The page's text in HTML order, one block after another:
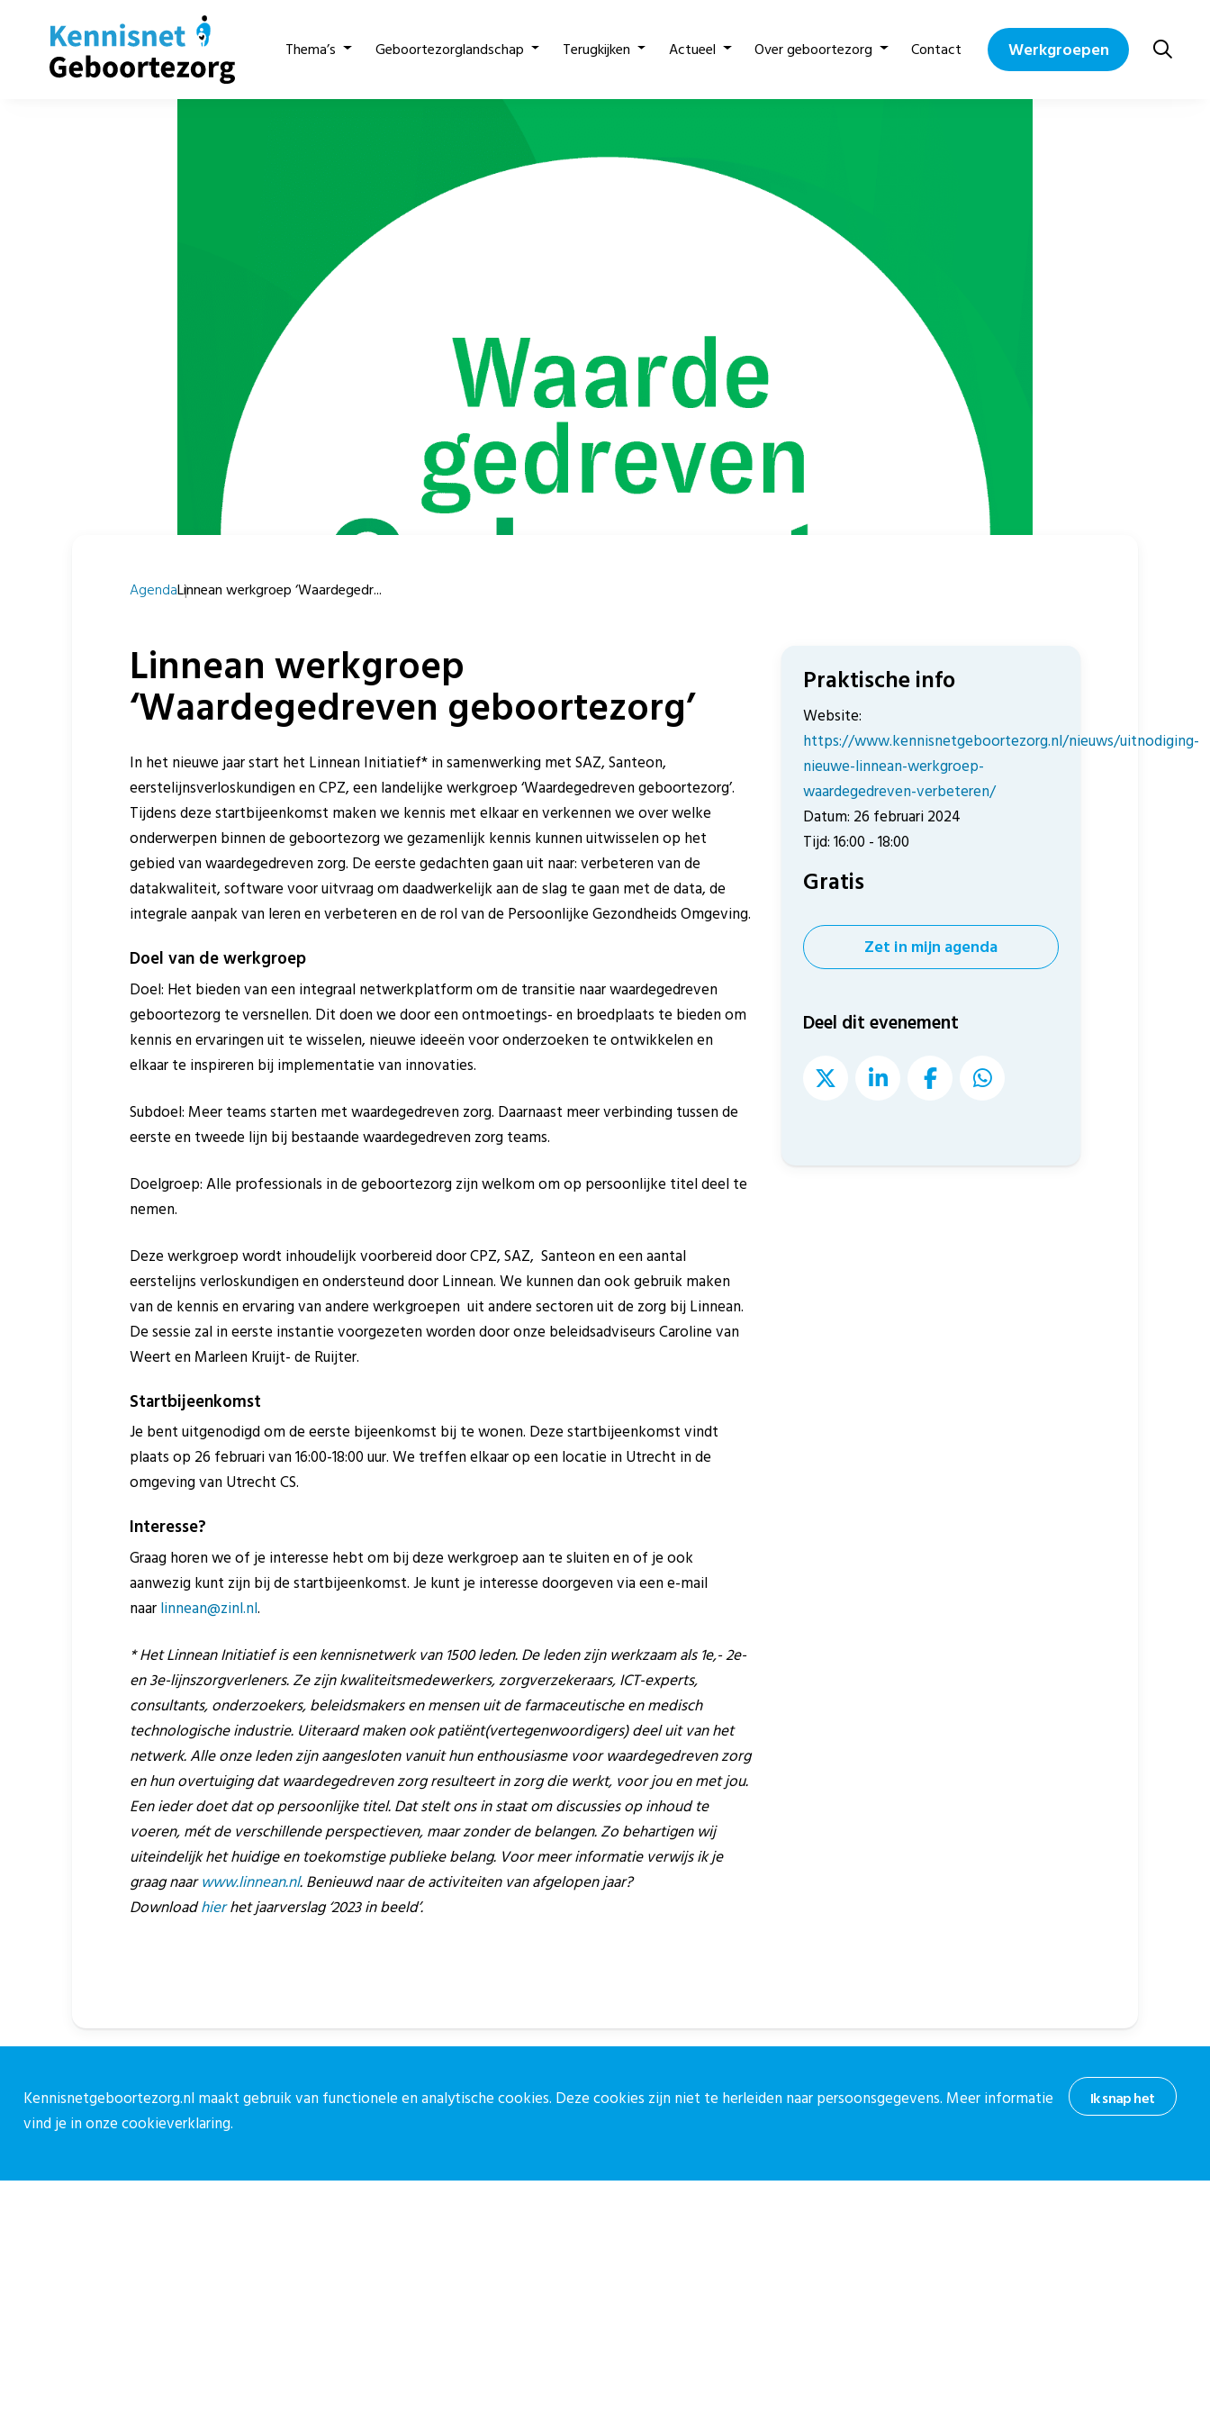
Thema’s Geboortezorglandschap Terugkijken Actueel Over geboortezorg Contact Werkgroepen
AgendaLinnean werkgroep ‘Waardegedr...
Linnean werkgroep
‘Waardegedreven geboortezorg’
In het nieuwe jaar start het Linnean Initiatief* in samenwerking met SAZ, Santeon,
eerstelijnsverloskundigen en CPZ, een landelijke werkgroep ‘Waardegedreven geboortezorg’.
Tijdens deze startbijeenkomst maken we kennis met elkaar en verkennen we over welke
onderwerpen binnen de geboortezorg we gezamenlijk kennis kunnen uitwisselen op het
gebied van waardegedreven zorg. De eerste gedachten gaan uit naar: verbeteren van de
datakwaliteit, software voor uitvraag om daadwerkelijk aan de slag te gaan met de data, de
integrale aanpak van leren en verbeteren en de rol van de Persoonlijke Gezondheids Omgeving.
Doel van de werkgroep
Doel: Het bieden van een integraal netwerkplatform om de transitie naar waardegedreven
geboortezorg te versnellen. Dit doen we door een ontmoetings- en broedplaats te bieden om
kennis en ervaringen uit te wisselen, nieuwe ideeën voor onderzoeken te ontwikkelen en
elkaar te inspireren bij implementatie van innovaties.
Subdoel: Meer teams starten met waardegedreven zorg. Daarnaast meer verbinding tussen de
eerste en tweede lijn bij bestaande waardegedreven zorg teams.
Doelgroep: Alle professionals in de geboortezorg zijn welkom om op persoonlijke titel deel te
nemen.
Deze werkgroep wordt inhoudelijk voorbereid door CPZ, SAZ, Santeon en een aantal
eerstelijns verloskundigen en ondersteund door Linnean. We kunnen dan ook gebruik maken
van de kennis en ervaring van andere werkgroepen uit andere sectoren uit de zorg bij Linnean.
De sessie zal in eerste instantie voorgezeten worden door onze beleidsadviseurs Caroline van
Weert en Marleen Kruijt- de Ruijter.
Startbijeenkomst
Je bent uitgenodigd om de eerste bijeenkomst bij te wonen. Deze startbijeenkomst vindt
plaats op 26 februari van 16:00-18:00 uur. We treffen elkaar op een locatie in Utrecht in de
omgeving van Utrecht CS.
Interesse?
Graag horen we of je interesse hebt om bij deze werkgroep aan te sluiten en of je ook
aanwezig kunt zijn bij de startbijeenkomst. Je kunt je interesse doorgeven via een e-mail
naarlinnean@zinl.nl.
* Het Linnean Initiatief is een kennisnetwerk van 1500 leden. De leden zijn werkzaam als 1e,- 2e-
en 3e-lijnszorgverleners. Ze zijn kwaliteitsmedewerkers, zorgverzekeraars, ICT-experts,
consultants, onderzoekers, beleidsmakers en mensen uit de farmaceutische en medisch
technologische industrie. Uiteraard maken ook patiënt(vertegenwoordigers) deel uit van het
netwerk. Alle onze leden zijn aangesloten vanuit hun enthousiasme voor waardegedreven zorg
en hun overtuiging dat waardegedreven zorg resulteert in zorg die werkt, voor jou en met jou.
Een ieder doet dat op persoonlijke titel. Dat stelt ons in staat om discussies op inhoud te
voeren, mét de verschillende perspectieven, maar zonder de belangen. Zo behartigen wij
uiteindelijk het huidige en toekomstige publieke belang. Voor meer informatie verwijs ik je
graag naarwww.linnean.nl. Benieuwd naar de activiteiten van afgelopen jaar?
Downloadhierhet jaarverslag ‘2023 in beeld’.
Praktische info
Website:
https://www.kennisnetgeboortezorg.nl/nieuws/uitnodiging-
nieuwe-linnean-werkgroep-
waardegedreven-verbeteren/
Datum: 26 februari 2024
Tijd: 16:00 - 18:00
Gratis
Zet in mijn agenda
Deel dit evenement
Over ons
Contactpagina
Meld je aan voor onze nieuwsbrief.
Ik snap het
Kennisnetgeboortezorg.nl maakt gebruik van functionele en analytische cookies. Deze cookies zijn niet te herleiden naar persoonsgegevens. Meer informatie
vind je in onzecookieverklaring.